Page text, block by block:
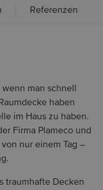
Referenzen
man schnell
haben
im Haus zu haben.
Firma Plameco und
nur einem Tag –
traumhafte Decken